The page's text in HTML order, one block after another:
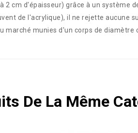
cm d'épaisseur) grâce à un système
de l'acrylique), il ne rejette aucune
munies d'un corps de diamètre
De La Même